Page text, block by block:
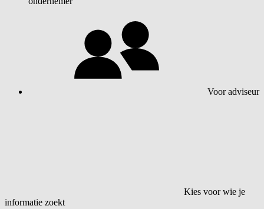
Voor adviseur
Kies voor wie je
informatie zoekt